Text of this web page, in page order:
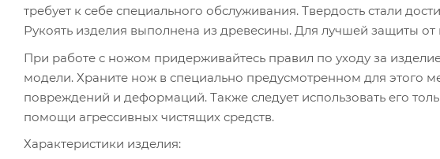
требует к себе специального обслуживания. Твердость стали
Рукоять изделия выполнена из древесины. Для лучшей защиты от
При работе с ножом придерживайтесь правил по уходу за
модели. Храните нож в специально предусмотренном для этого
повреждений и деформаций. Также следует использовать его
помощи агрессивных чистящих средств.
Характеристики изделия: